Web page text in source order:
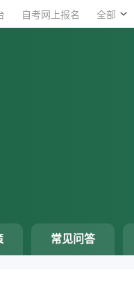
自考网上报名 全部
常见问答